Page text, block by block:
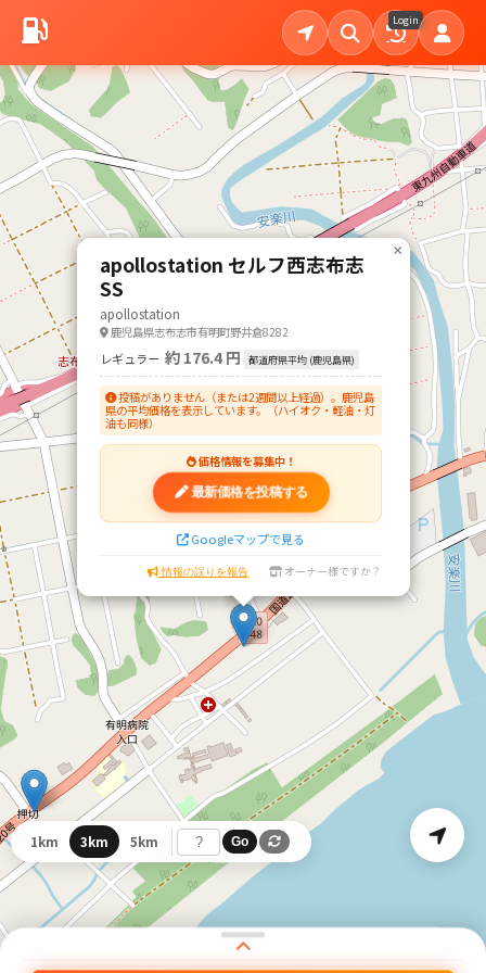
Login
apollostation セルフ西志布志
SS
apollostation
鹿児島県志布志市有明町野井倉8282
レギュラー 約 176.4 円 都道府県平均 (鹿児島県)
投稿がありません（または2週間以上経過）。鹿児島
県の平均価格を表示しています。（ハイオク・軽油・灯
油も同様）
価格情報を募集中！
最新価格を投稿する
Googleマップで見る
情報の誤りを報告 オーナー様ですか？
×
1km 3km 5km Go